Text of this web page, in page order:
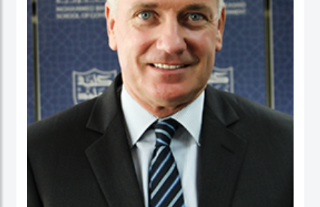
عدد من الكتب التي قام بتحريرها. كما قدم أوراقاً، وأدار جلسات حوارية في عدة مؤتمرات